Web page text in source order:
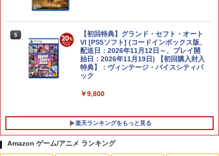
ぽこ あ ポケモン
￥7,880
5
【初回特典】グランド・セフト・オート
VI [PS5ソフト] (コードインボックス版、
配送日：2026年11月12日～、プレイ開
始日：2026年11月19日) 【初回購入封入
特典】：ヴィンテージ・バイスシティパ
ック
￥9,800
楽天ランキングをもっと見る
Amazon ゲーム/アニメ ランキング